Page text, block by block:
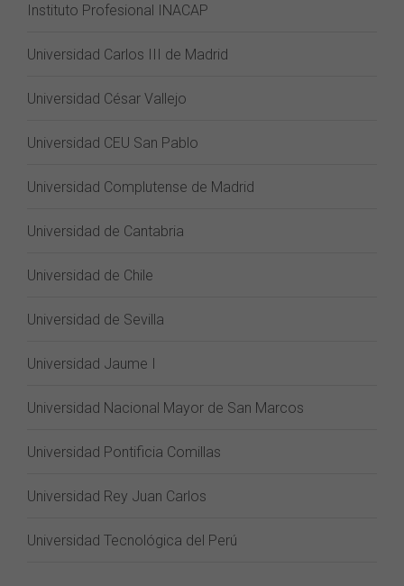
Instituto Profesional INACAP
Universidad Carlos III de Madrid
Universidad César Vallejo
Universidad CEU San Pablo
Universidad Complutense de Madrid
Universidad de Cantabria
Universidad de Chile
Universidad de Sevilla
Universidad Jaume I
Universidad Nacional Mayor de San Marcos
Universidad Pontificia Comillas
Universidad Rey Juan Carlos
Universidad Tecnológica del Perú